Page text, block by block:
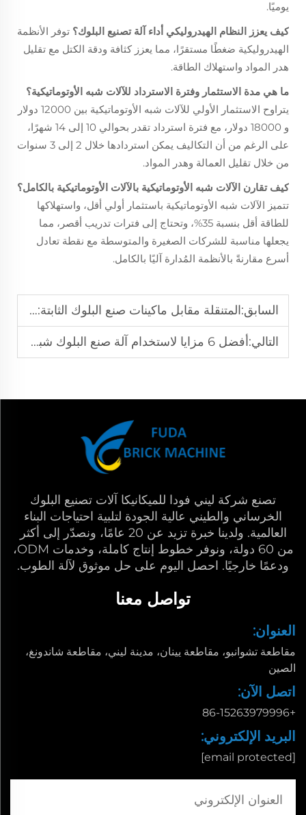
يوميًا.
كيف يعزز النظام الهيدروليكي أداء آلة تصنيع البلوك؟ توفر الأنظمة
الهيدروليكية ضغطًا مستقرًا، مما يعزز كثافة ودقة الكتل مع تقليل
هدر المواد واستهلاك الطاقة.
ما هي مدة الاستثمار وفترة الاسترداد للآلات شبه الأوتوماتيكية؟
يتراوح الاستثمار الأولي للآلات شبه الأوتوماتيكية بين 12000 دولار
و 18000 دولار، مع فترة استرداد تقدر بحوالي 10 إلى 14 شهرًا،
على الرغم من أن التكاليف يمكن استردادها خلال 2 إلى 3 سنوات
من خلال تقليل العمالة وهدر المواد.
كيف تقارن الآلات شبه الأوتوماتيكية بالآلات الأوتوماتيكية بالكامل؟
تتميز الآلات شبه الأوتوماتيكية باستثمار أولي أقل، واستهلاكها
للطاقة أقل بنسبة 35%، وتحتاج إلى فترات تدريب أقصر، مما
يجعلها مناسبة للشركات الصغيرة والمتوسطة مع نقطة تعادل
أسرع مقارنةً بالأنظمة المُدارة آليًا بالكامل.
السابق:المتنقلة مقابل ماكينات صنع البلوك الثابتة: أي واحدة يجب أن تختار؟
التالي:أفضل 6 مزايا لاستخدام آلة صنع البلوك شبه الأوتوماتيكية
تصنع شركة ليني فودا للميكانيكا آلات تصنيع البلوك
الخرساني والطيني عالية الجودة لتلبية احتياجات البناء
العالمية. ولدينا خبرة تزيد عن 20 عامًا، ونصدّر إلى أكثر
من 60 دولة، ونوفر خطوط إنتاج كاملة، وخدمات ODM،
ودعمًا خارجيًا. احصل اليوم على حل موثوق لآلة الطوب.
تواصل معنا
العنوان:
مقاطعة تشوانبو، مقاطعة يينان، مدينة ليني، مقاطعة شاندونغ،
الصين
اتصل الآن:
+86-15263979996
البريد الإلكتروني:
[email protected]